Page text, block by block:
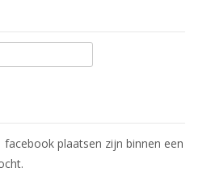
plaatsen zijn binnen een